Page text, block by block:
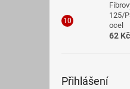
125/
ocel
62 Kč
Přihlášení